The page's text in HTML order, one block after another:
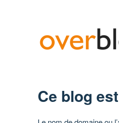
Ce blog